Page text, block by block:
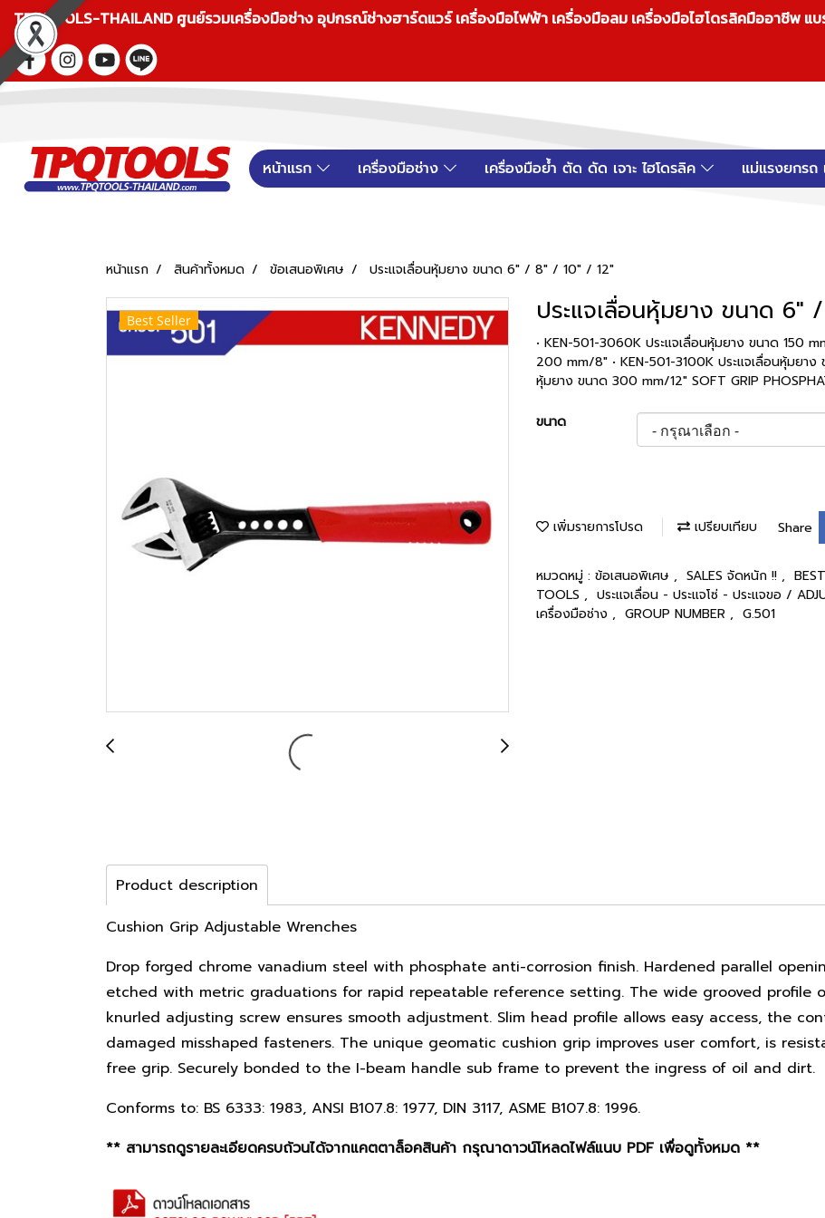
TPQTOOLS-THAILAND ศูนย์รวมเครื่องมือช่าง อุปกรณ์ช่างฮาร์ดแวร์ เครื่องมือไฟฟ้า เครื่องมือลม เครื่องมือไฮโดรลิคมืออาชีพ
หน้าแรก เครื่องมือช่าง เครื่องมือย้ำ ตัด ดัด เจาะ ไฮโดรลิค แม่แรงยกรถ
หน้าแรก สินค้าทั้งหมด ข้อเสนอพิเศษ ประแจเลื่อนหุ้มยาง ขนาด 6" / 8" / 10" / 12"
Best Seller ประแจเลื่อนหุ้มยาง ขนาด 6"
• KEN-501-3060K ประแจเลื่อนหุ้มยาง ขนาด 150
200 mm/8" • KEN-501-3100K ประแจเลื่อนหุ้มยา
หุ้มยาง ขนาด 300 mm/12" SOFT GRIP
ขนาด
เพิ่มรายการโปรด เปรียบเทียบ Share
หมวดหมู่ : ข้อเสนอพิเศษ , SALES จัดหนัก !! ,
TOOLS , ประแจเลื่อน - ประแจโซ่ - ประแจขอ /
เครื่องมือช่าง , GROUP NUMBER , G.501
Product description
Cushion Grip Adjustable Wrenches
Drop forged chrome vanadium steel with phosphate anti-corrosion finish. Hardened parallel
etched with metric graduations for rapid repeatable reference setting. The wide grooved profile
knurled adjusting screw ensures smooth adjustment. Slim head profile allows easy access, the
damaged misshaped fasteners. The unique geomatic cushion grip improves user comfort, is
free grip. Securely bonded to the I-beam handle sub frame to prevent the ingress of oil and dirt.
Conforms to: BS 6333: 1983, ANSI B107.8: 1977, DIN 3117, ASME B107.8: 1996.
** สามารถดูรายละเอียดครบถ้วนได้จากแคตตาล็อคสินค้า กรุณาดาวน์โหลดไฟล์แนบ PDF เพื่อดูทั้งหมด **